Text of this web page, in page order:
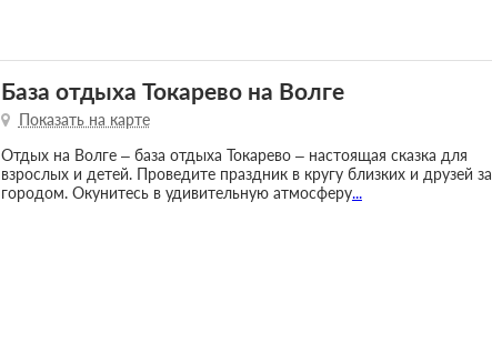
База отдыха Токарево на Волге
Показать на карте
Отдых на Волге – база отдыха Токарево – настоящая сказка для
взрослых и детей. Проведите праздник в кругу близких и друзей за
городом. Окунитесь в удивительную атмосферу...